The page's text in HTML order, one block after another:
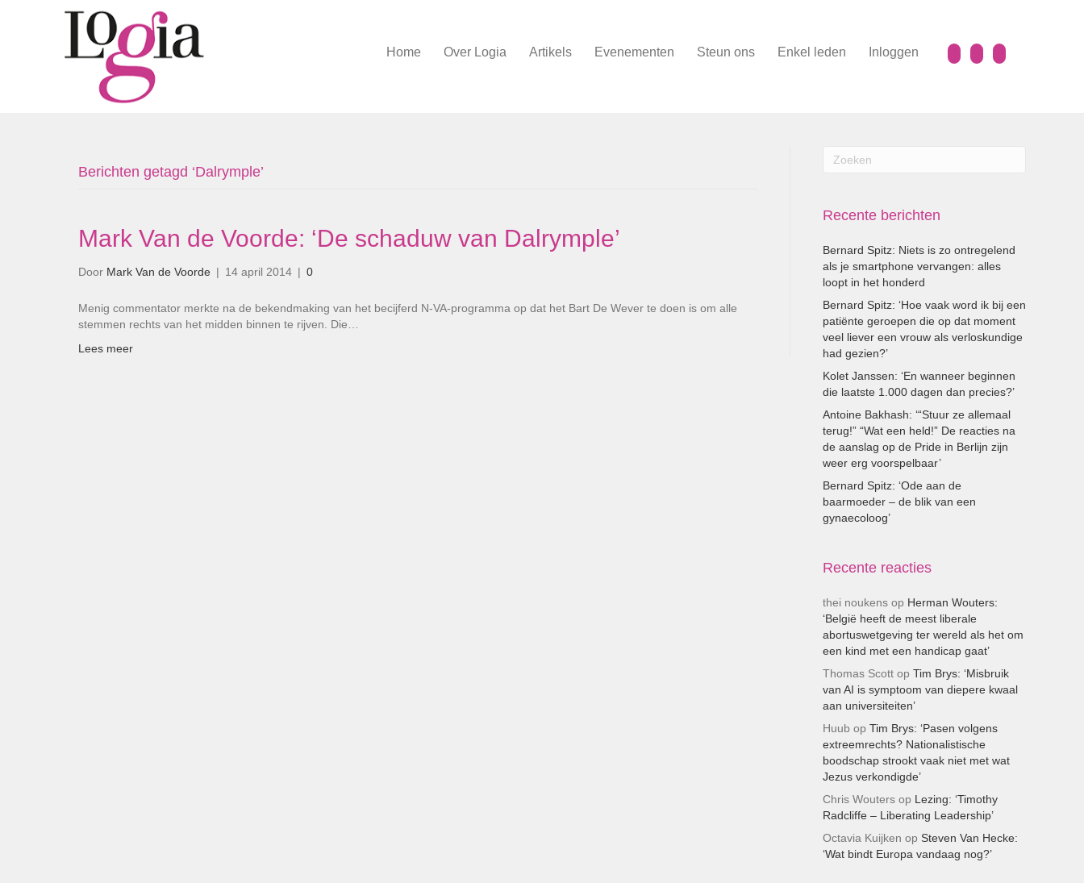
Home Over Logia Artikels Evenementen Steun ons Enkel leden Inloggen
Berichten getagd ‘Dalrymple’
Mark Van de Voorde: ‘De schaduw van Dalrymple’
Door Mark Van de Voorde | 14 april 2014 | 0
Menig commentator merkte na de bekendmaking van het becijferd N-VA-programma op dat het Bart De Wever te doen is om alle
stemmen rechts van het midden binnen te rijven. Die…
Lees meer
Recente berichten
Bernard Spitz: Niets is zo ontregelend
als je smartphone vervangen: alles
loopt in het honderd
Bernard Spitz: ‘Hoe vaak word ik bij een
patiënte geroepen die op dat moment
veel liever een vrouw als verloskundige
had gezien?’
Kolet Janssen: ‘En wanneer beginnen
die laatste 1.000 dagen dan precies?’
Antoine Bakhash: ‘“Stuur ze allemaal
terug!” “Wat een held!” De reacties na
de aanslag op de Pride in Berlijn zijn
weer erg voorspelbaar’
Bernard Spitz: ‘Ode aan de
baarmoeder – de blik van een
gynaecoloog’
Recente reacties
thei noukensop Herman Wouters:
‘België heeft de meest liberale
abortuswetgeving ter wereld als het om
een kind met een handicap gaat’
Thomas Scottop Tim Brys: ‘Misbruik
van AI is symptoom van diepere kwaal
aan universiteiten’
Huub op Tim Brys: ‘Pasen volgens
extreemrechts? Nationalistische
boodschap strookt vaak niet met wat
Jezus verkondigde’
Chris Woutersop Lezing: ‘Timothy
Radcliffe – Liberating Leadership’
Octavia Kuijken op Steven Van Hecke:
‘Wat bindt Europa vandaag nog?’